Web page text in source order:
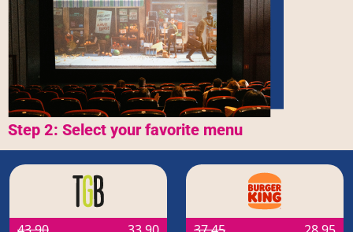
Step 2: Select your favorite menu